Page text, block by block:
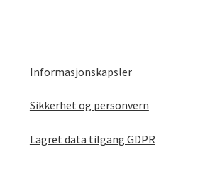
Informasjonskapsler
Sikkerhet og personvern
Lagret data tilgang GDPR